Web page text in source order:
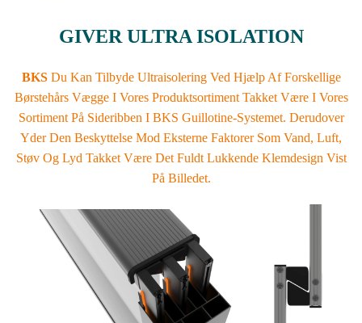
GIVER ULTRA ISOLATION
BKS Du Kan Tilbyde Ultraisolering Ved Hjælp Af Forskellige
Børstehårs Vægge I Vores Produktsortiment Takket Være I Vores
Sortiment På Sideribben I BKS Guillotine-Systemet. Derudover
Yder Den Beskyttelse Mod Eksterne Faktorer Som Vand, Luft,
Støv Og Lyd Takket Være Det Fuldt Lukkende Klemdesign Vist
På Billedet.